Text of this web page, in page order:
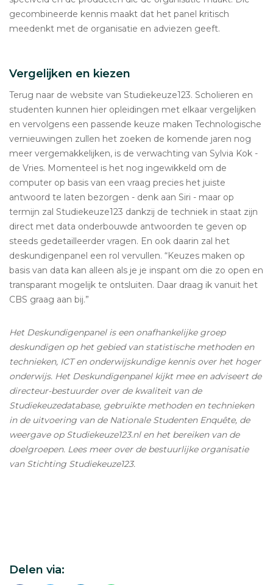
gecombineerde kennis maakt dat het panel kritisch
meedenkt met de organisatie en adviezen geeft.
Vergelijken en kiezen
Terug naar de website van Studiekeuze123. Scholieren en
studenten kunnen hier opleidingen met elkaar vergelijken
en vervolgens een passende keuze maken Technologische
vernieuwingen zullen het zoeken de komende jaren nog
meer vergemakkelijken, is de verwachting van Sylvia Kok -
de Vries. Momenteel is het nog ingewikkeld om de
computer op basis van een vraag precies het juiste
antwoord te laten bezorgen - denk aan Siri - maar op
termijn zal Studiekeuze123 dankzij de techniek in staat zijn
direct met data onderbouwde antwoorden te geven op
steeds gedetailleerder vragen. En ook daarin zal het
deskundigenpanel een rol vervullen. “Keuzes maken op
basis van data kan alleen als je je inspant om die zo open en
transparant mogelijk te ontsluiten. Daar draag ik vanuit het
CBS graag aan bij.”
Het Deskundigenpanel is een onafhankelijke groep
deskundigen op het gebied van statistische methoden en
technieken, ICT en onderwijskundige kennis over het hoger
onderwijs. Het Deskundigenpanel kijkt mee en adviseert de
directeur-bestuurder over de kwaliteit van de
Studiekeuzedatabase, gebruikte methoden en technieken
in de uitvoering van de Nationale Studenten Enquête, de
weergave op Studiekeuze123.nl en het bereiken van de
doelgroepen. Lees meer over de bestuurlijke organisatie
van Stichting Studiekeuze123.
Delen via: